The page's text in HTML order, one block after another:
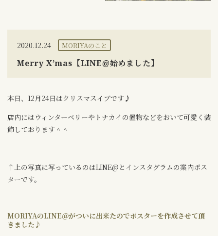
2020.12.24 MORIYAのこと
Merry X’mas【LINE@始めました】
本日、12月24日はクリスマスイブです♪
店内にはウィンターベリーやトナカイの置物などをおいて可愛く装
飾しております＾＾
↑上の写真に写っているのはLINE@とインスタグラムの案内ポス
ターです。
MORIYAのLINE＠がついに出来たのでポスターを作成させて頂
きました♪